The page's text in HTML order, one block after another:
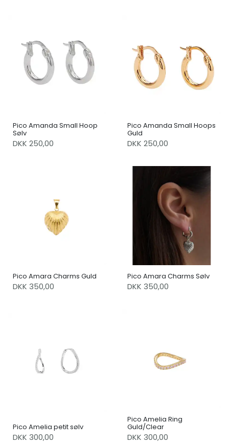
Pico Amanda Small Hoop
Sølv
DKK 250,00
Pico Amanda Small Hoops
Guld
DKK 250,00
Pico Amara Charms Guld
DKK 350,00
Pico Amara Charms Sølv
DKK 350,00
Pico Amelia petit sølv
DKK 300,00
Pico Amelia Ring
Guld/Clear
DKK 300,00